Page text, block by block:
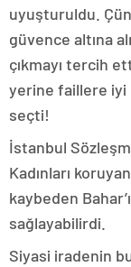
uyuşturuldu.
güvence altına
çıkmayı tercih
yerine faillere iyi
seçti!
İstanbul
Kadınları
kaybeden
sağlayabilirdi.
Siyasi iradenin bu